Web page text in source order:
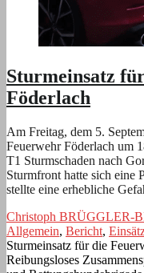
Sturmeinsatz
Föderlach
Am Freitag, dem 5.
Feuerwehr Föderlach um
T1 Sturmschaden nach
Sturmfront hatte sich eine
stellte eine erhebliche
Christoph BRÜGGLER-
Allgemein, Bericht,
Sturmeinsatz für die
Reibungsloses